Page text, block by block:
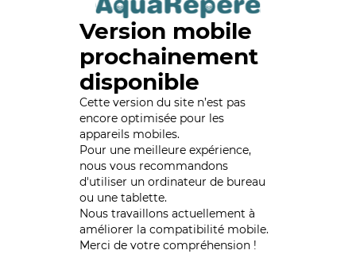
Version mobile
prochainement
disponible
Cette version du site n’est pas
encore optimisée pour les
appareils mobiles.
Pour une meilleure expérience,
nous vous recommandons
d'utiliser un ordinateur de bureau
ou une tablette.
Nous travaillons actuellement à
améliorer la compatibilité mobile.
Merci de votre compréhension !